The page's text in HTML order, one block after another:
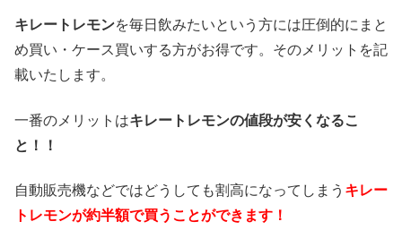
キレートレモンを毎日飲みたいという方には圧倒的にまと
め買い・ケース買いする方がお得です。そのメリットを記
載いたします。
一番のメリットはキレートレモンの値段が安くなるこ
と！！
自動販売機などではどうしても割高になってしまう キレー
トレモンが約半額で買うことができます！